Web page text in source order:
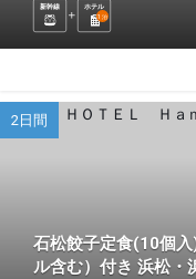
新幹線
ホテル
1 泊
2日間
石松餃子定食(10個
ル含む）付き 浜松・